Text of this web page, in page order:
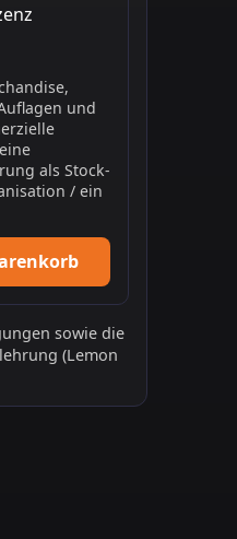
und
als Stock-
/ ein
sowie die
(Lemon